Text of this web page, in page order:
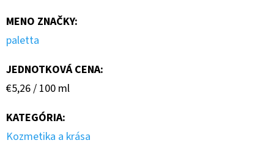
MENO ZNAČKY:
paletta
JEDNOTKOVÁ CENA:
Jednotková
€5,26 / 100 ml
KATEGÓRIA:
Kozmetika a krása